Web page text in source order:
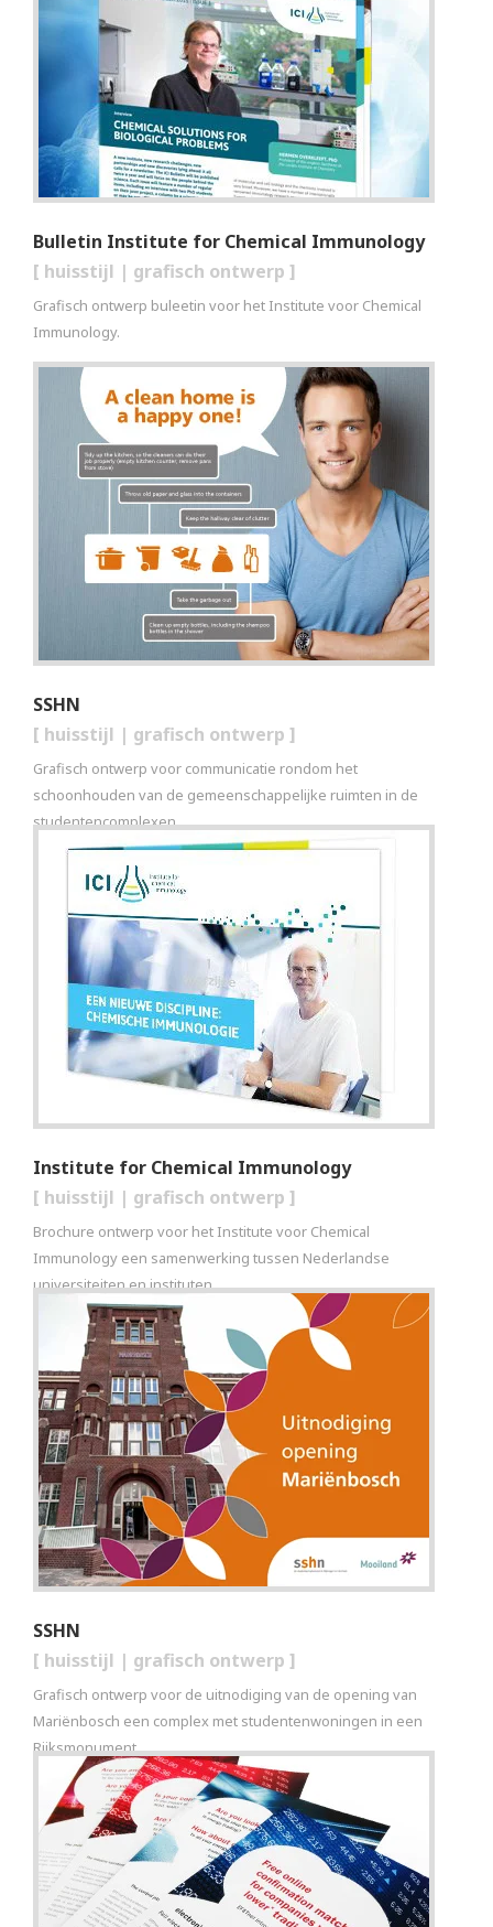
Bulletin Institute for Chemical Immunology
[ huisstijl | grafisch ontwerp ]
Grafisch ontwerp buleetin voor het Institute voor Chemical
Immunology.
SSHN
[ huisstijl | grafisch ontwerp ]
Grafisch ontwerp voor communicatie rondom het
schoonhouden van de gemeenschappelijke ruimten in de
studentencomplexen.
Institute for Chemical Immunology
[ huisstijl | grafisch ontwerp ]
Brochure ontwerp voor het Institute voor Chemical
Immunology een samenwerking tussen Nederlandse
universiteiten en instituten.
SSHN
[ huisstijl | grafisch ontwerp ]
Grafisch ontwerp voor de uitnodiging van de opening van
Mariënbosch een complex met studentenwoningen in een
Rijksmonument.